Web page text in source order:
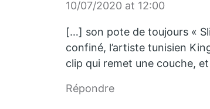
10/07/2020 at 12:00
[…] son pote de toujours «
confiné, l’artiste tunisien
clip qui remet une couche,
Répondre